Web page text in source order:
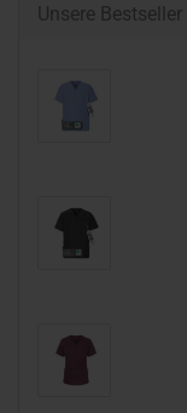
Unsere Bestseller